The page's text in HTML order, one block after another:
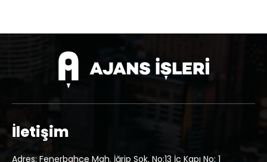
İletişim
Adres: Fenerbahçe Mah. İğrip Sok. No:13 İç Kapı No: 1